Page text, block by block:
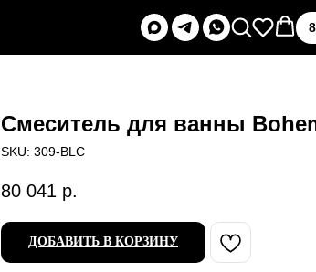
Смеситель для ванны
SKU: 309-BLC
80 041 р.
ДОБАВИТЬ В КОРЗИНУ